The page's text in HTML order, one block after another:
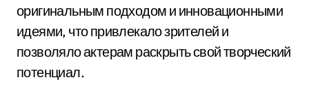
оригинальным подходом и инновационными
идеями, что привлекало зрителей и
позволяло актерам раскрыть свой творческий
потенциал.